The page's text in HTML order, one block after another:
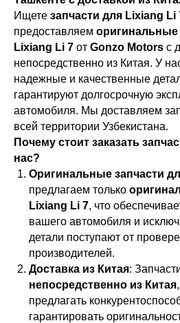
Ищете запчасти для Lixiang Li
предоставляем оригинальные
Lixiang Li 7 от Gonzo Motors с
непосредственно из Китая. У
надежные и качественные
гарантируют долгосрочную
автомобиля. Мы доставляем
всей территории Узбекистана.
Почему стоит заказать
нас?
Оригинальные запчасти
предлагаем только
Lixiang Li 7, что
вашего автомобиля и
детали поступают от
производителей.
Доставка из Китая:
непосредственно из Китая
предлагать
гарантировать